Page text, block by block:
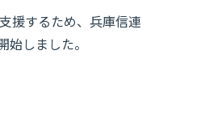
援するため、兵庫信連
しました。